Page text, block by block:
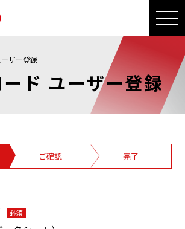
ザー登録
ド ユーザー登録
ご確認 完了
必須